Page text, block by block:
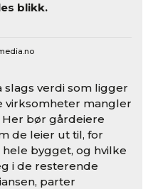
blikk.
slags verdi som ligger
virksomheter mangler
bør gårdeiere
de leier ut til, for
bygget, og hvilke
i de resterende
parter